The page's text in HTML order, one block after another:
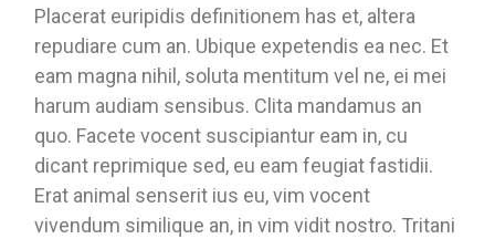
Placerat euripidis definitionem has et, altera
repudiare cum an. Ubique expetendis ea nec. Et
eam magna nihil, soluta mentitum vel ne, ei mei
harum audiam sensibus. Clita mandamus an
quo. Facete vocent suscipiantur eam in, cu
dicant reprimique sed, eu eam feugiat fastidii.
Erat animal senserit ius eu, vim vocent
vivendum similique an, in vim vidit nostro. Tritani